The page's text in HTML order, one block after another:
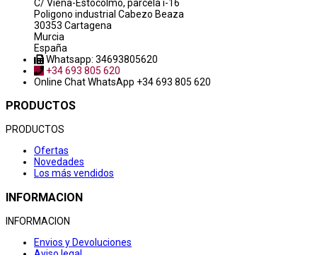
C/ Viena-Estocolmo, parcela i-16
Poligono industrial Cabezo Beaza
30353 Cartagena
Murcia
España
Whatsapp: 34693805620
+34 693 805 620
Online ChatWhatsApp +34 693 805 620
PRODUCTOS
PRODUCTOS
Ofertas
Novedades
Los más vendidos
INFORMACION
INFORMACION
Envios y Devoluciones